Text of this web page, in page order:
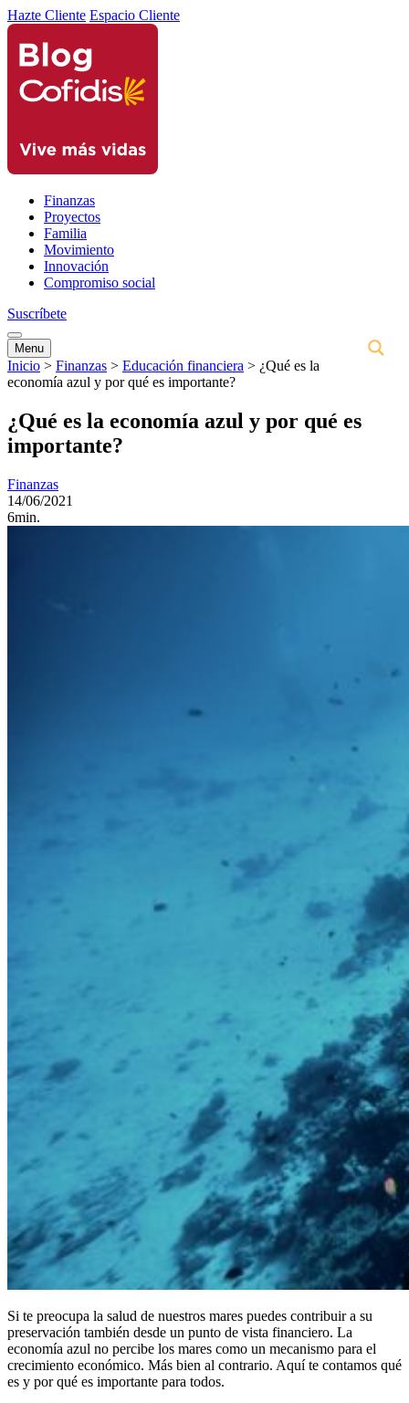
Hazte Cliente Espacio Cliente
Finanzas
Proyectos
Familia
Movimiento
Innovación
Compromiso social
Suscríbete
Menu
Inicio > Finanzas > Educación financiera > ¿Qué es la
economía azul y por qué es importante?
¿Qué es la economía azul y por qué es
importante?
Finanzas
14/06/2021
6min.
Si te preocupa la salud de nuestros mares puedes contribuir a su
preservación también desde un punto de vista financiero. La
economía azul no percibe los mares como un mecanismo para el
crecimiento económico. Más bien al contrario. Aquí te contamos qué
es y por qué es importante para todos.